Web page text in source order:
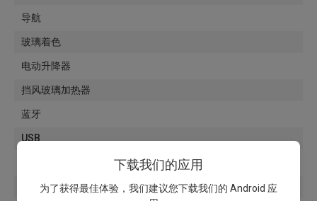
导航
玻璃着色
电动升降器
挡风玻璃加热器
蓝牙
USB
多媒体
下载我们的应用
为了获得最佳体验，我们建议您下载我们的 Android 应